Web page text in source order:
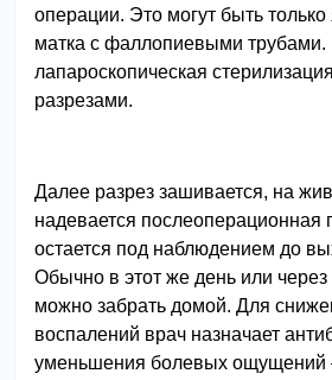
операции. Это могут быть
матка с фаллопиевыми трубами.
лапароскопическая
разрезами.
Далее разрез зашивается, на
надевается послеоперационная
остается под наблюдением до
Обычно в этот же день или через
можно забрать домой. Для
воспалений врач назначает
уменьшения болевых ощущений